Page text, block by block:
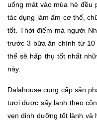
uống mát vào mùa hè đều
tác dụng làm ấm cơ thể,
tốt. Thời điểm mà người
trước 3 bữa ăn chính từ
thể sẽ hấp thụ tốt nhất
này.
Dalahouse cung cấp sản
tươi được sấy lạnh theo
vẹn dinh dưỡng tốt lành và